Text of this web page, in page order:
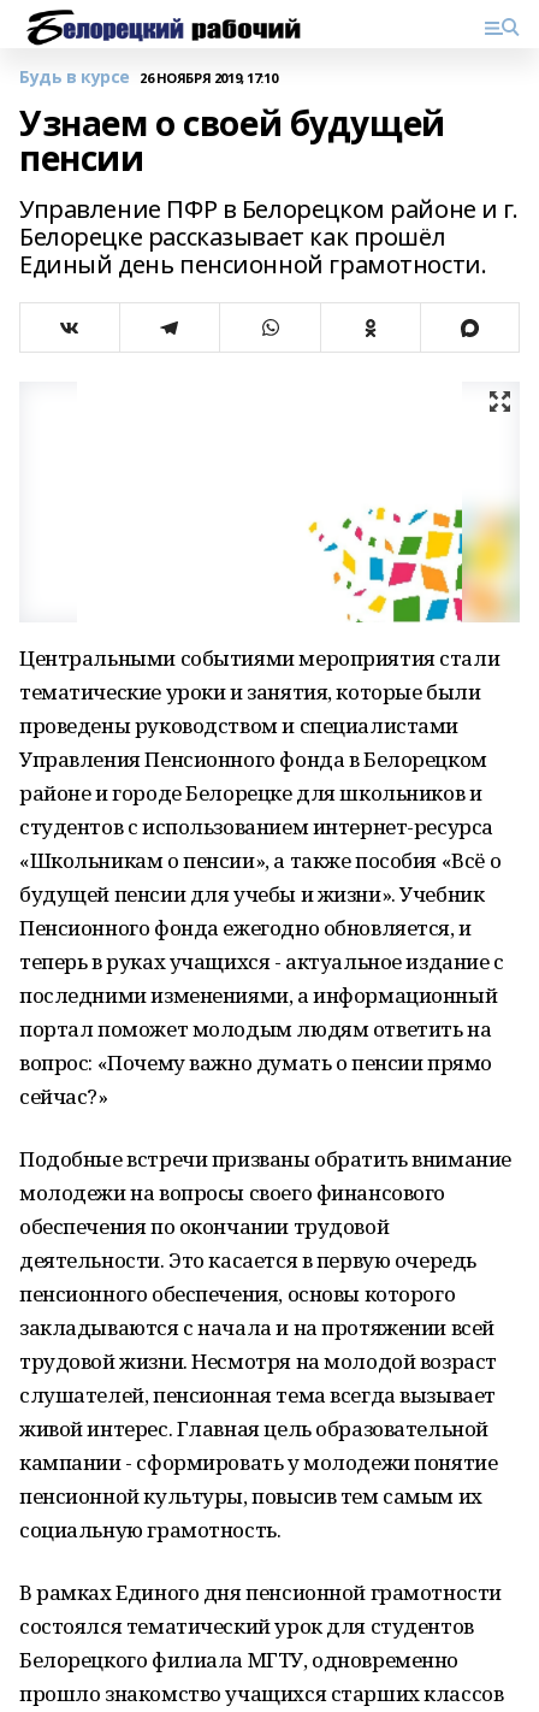
Будь в курсе 26 НОЯБРЯ 2019, 17:10
Узнаем о своей будущей
пенсии
Управление ПФР в Белорецком районе и г.
Белорецке рассказывает как прошёл
Единый день пенсионной грамотности.
Центральными событиями мероприятия стали
тематические уроки и занятия, которые были
проведены руководством и специалистами
Управления Пенсионного фонда в Белорецком
районе и городе Белорецке для школьников и
студентов с использованием интернет-ресурса
«Школьникам о пенсии», а также пособия «Всё о
будущей пенсии для учебы и жизни». Учебник
Пенсионного фонда ежегодно обновляется, и
теперь в руках учащихся - актуальное издание с
последними изменениями, а информационный
портал поможет молодым людям ответить на
вопрос: «Почему важно думать о пенсии прямо
сейчас?»
Подобные встречи призваны обратить внимание
молодежи на вопросы своего финансового
обеспечения по окончании трудовой
деятельности. Это касается в первую очередь
пенсионного обеспечения, основы которого
закладываются с начала и на протяжении всей
трудовой жизни. Несмотря на молодой возраст
слушателей, пенсионная тема всегда вызывает
живой интерес. Главная цель образовательной
кампании - сформировать у молодежи понятие
пенсионной культуры, повысив тем самым их
социальную грамотность.
В рамках Единого дня пенсионной грамотности
состоялся тематический урок для студентов
Белорецкого филиала МГТУ, одновременно
прошло знакомство учащихся старших классов